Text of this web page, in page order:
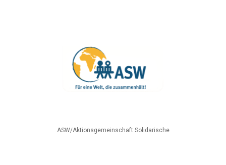
ASW/Aktionsgemeinschaft Solidarische